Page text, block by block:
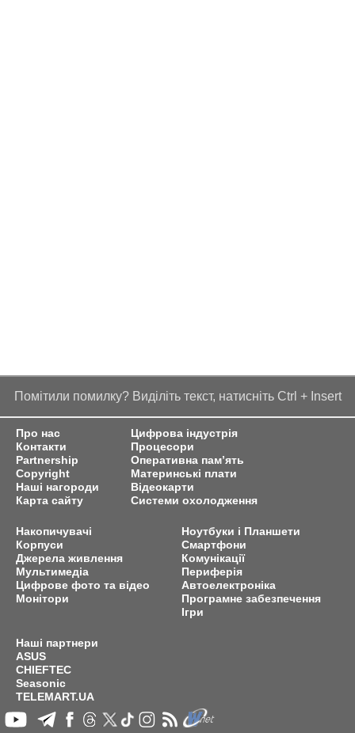
Помітили помилку? Виділіть текст, натисніть Ctrl + Insert
Про нас
Контакти
Partnership
Copyright
Наші нагороди
Карта сайту
Цифрова індустрія
Процесори
Оперативна пам’ять
Материнські плати
Відеокарти
Системи охолодження
Накопичувачі
Корпуси
Джерела живлення
Мультимедіа
Цифрове фото та відео
Монітори
Ноутбуки і Планшети
Смартфони
Комунікації
Периферія
Автоелектроніка
Програмне забезпечення
Ігри
Наші партнери
ASUS
CHIEFTEC
Seasonic
TELEMART.UA